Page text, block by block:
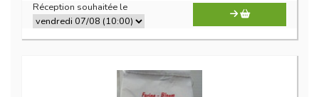
Réception souhaitée le